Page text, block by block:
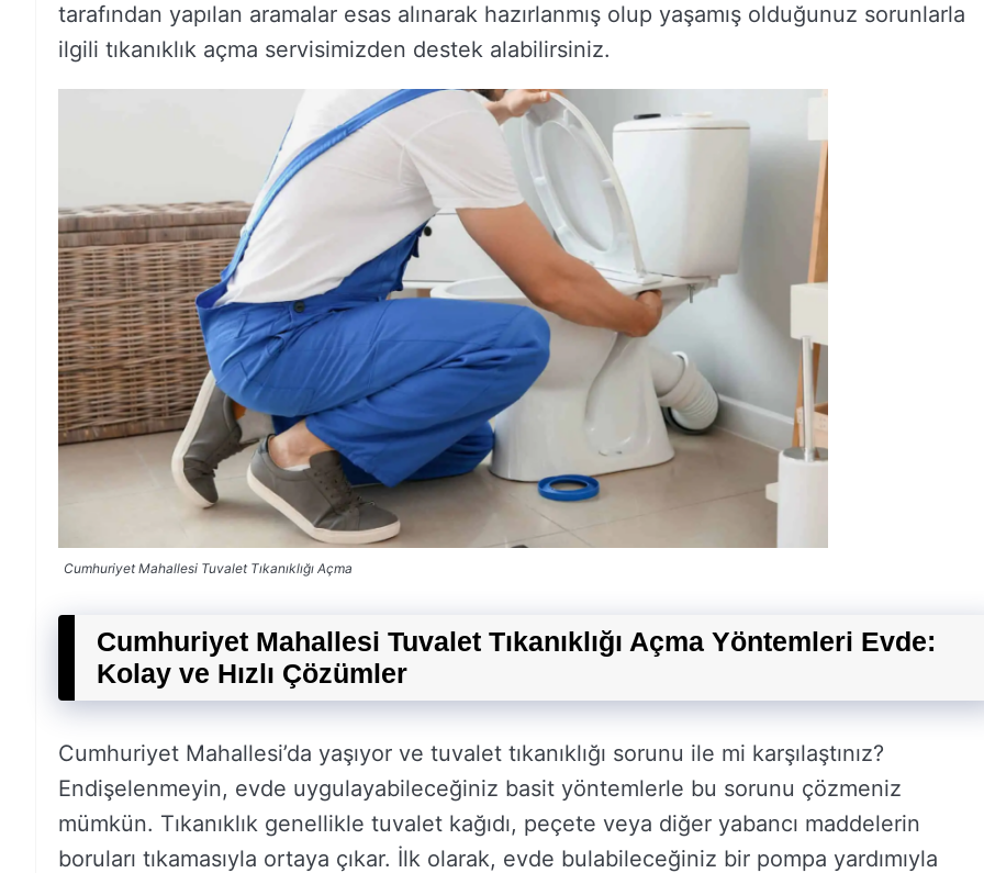
tarafından yapılan aramalar esas alınarak hazırlanmış olup yaşamış olduğunuz sorunlarla
ilgili tıkanıklık açma servisimizden destek alabilirsiniz.
Cumhuriyet Mahallesi Tuvalet Tıkanıklığı Açma
Cumhuriyet Mahallesi Tuvalet Tıkanıklığı Açma Yöntemleri Evde:
Kolay ve Hızlı Çözümler
Cumhuriyet Mahallesi’da yaşıyor ve tuvalet tıkanıklığı sorunu ile mi karşılaştınız?
Endişelenmeyin, evde uygulayabileceğiniz basit yöntemlerle bu sorunu çözmeniz
mümkün. Tıkanıklık genellikle tuvalet kağıdı, peçete veya diğer yabancı maddelerin
boruları tıkamasıyla ortaya çıkar. İlk olarak, evde bulabileceğiniz bir pompa yardımıyla